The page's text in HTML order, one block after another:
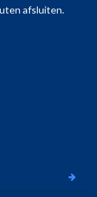
afsluiten.